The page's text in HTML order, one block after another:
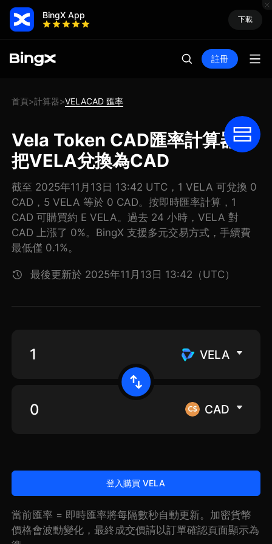
BingX App 下載
註冊
首頁>計算器>VELACAD 匯率
Vela Token CAD匯率計算器:
把VELA兌換為CAD
截至 2025年11月13日 13:42 UTC，1 VELA 可兌換 0
CAD，5 VELA 等於 0 CAD。按即時匯率計算，1
CAD 可購買約 E VELA。過去 24 小時，VELA 對
CAD 上漲了 0%。BingX 支援多元交易方式，手續費
最低僅 0.1%。
最後更新於 2025年11月13日 13:42（UTC）
VELA
CAD
登入購買 VELA
當前匯率 = 即時匯率將每隔數秒自動更新。加密貨幣
價格會波動變化，最終成交價請以訂單確認頁面顯示為